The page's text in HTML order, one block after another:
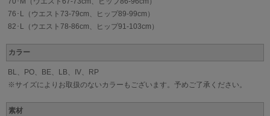
76･L（ウエスト73-79cm、ヒップ89-99cm）
82･L（ウエスト78-86cm、ヒップ91-103cm）
カラー
BL、PO、BE、LB、IV、RP
※サイズによりお取扱のないカラーもございます。予めご了承ください。
素材